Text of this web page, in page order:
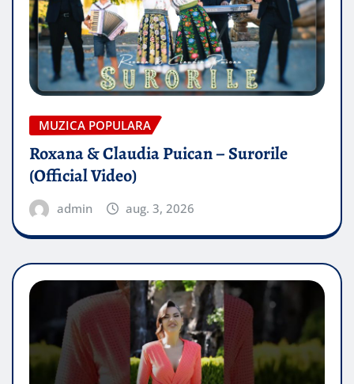
MUZICA POPULARA
Roxana & Claudia Puican – Surorile
(Official Video)
admin aug. 3, 2026